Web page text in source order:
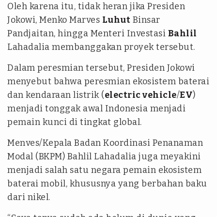
Oleh karena itu, tidak heran jika Presiden
Jokowi, Menko Marves Luhut Binsar
Pandjaitan, hingga Menteri Investasi Bahlil
Lahadalia membanggakan proyek tersebut.
Dalam peresmian tersebut, Presiden Jokowi
menyebut bahwa peresmian ekosistem baterai
dan kendaraan listrik (electric vehicle/EV)
menjadi tonggak awal Indonesia menjadi
pemain kunci di tingkat global.
Menves/Kepala Badan Koordinasi Penanaman
Modal (BKPM) Bahlil Lahadalia juga meyakini
menjadi salah satu negara pemain ekosistem
baterai mobil, khususnya yang berbahan baku
dari nikel.